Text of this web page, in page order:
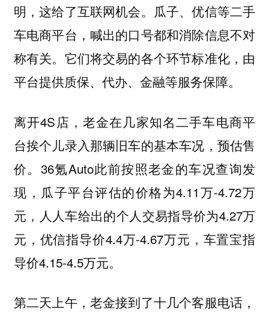
明，这给了互联网机会。瓜子、优信等二手
车电商平台，喊出的口号都和消除信息不对
称有关。它们将交易的各个环节标准化，由
平台提供质保、代办、金融等服务保障。
离开4S店，老金在几家知名二手车电商平
台挨个儿录入那辆旧车的基本车况，预估售
价。36氪Auto此前按照老金的车况查询发
现，瓜子平台评估的价格为4.11万-4.72万
元，人人车给出的个人交易指导价为4.27万
元，优信指导价4.4万-4.67万元，车置宝指
导价4.15-4.5万元。
第二天上午，老金接到了十几个客服电话，